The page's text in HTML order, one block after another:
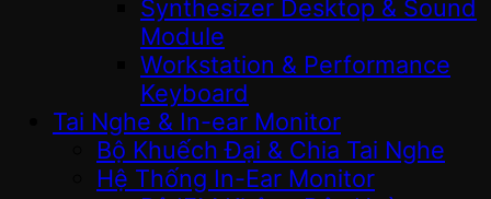
Synthesizer Desktop & Sound
Module
Workstation & Performance
Keyboard
Tai Nghe & In-ear Monitor
Bộ Khuếch Đại & Chia Tai Nghe
Hệ Thống In-Ear Monitor